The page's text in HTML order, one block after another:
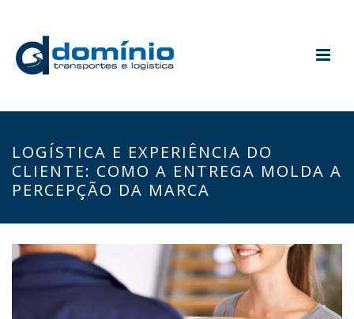
LOGÍSTICA E EXPERIÊNCIA DO
CLIENTE: COMO A ENTREGA MOLDA A
PERCEPÇÃO DA MARCA